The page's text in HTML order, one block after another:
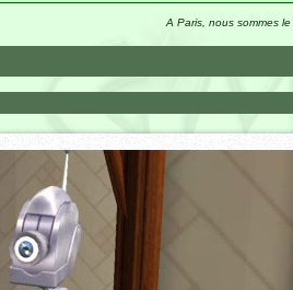
A Paris, nous sommes